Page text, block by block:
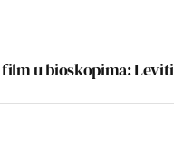
u bioskopima: Leviti